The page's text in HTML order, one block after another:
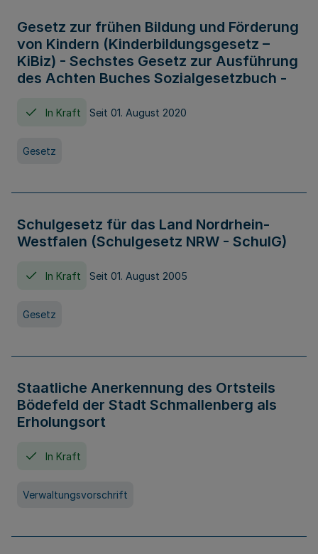
Gesetz zur frühen Bildung und Förderung
von Kindern (Kinderbildungsgesetz –
KiBiz) - Sechstes Gesetz zur Ausführung
des Achten Buches Sozialgesetzbuch -
In Kraft Seit 01. August 2020
Gesetz
Schulgesetz für das Land Nordrhein-
Westfalen (Schulgesetz NRW - SchulG)
In Kraft Seit 01. August 2005
Gesetz
Staatliche Anerkennung des Ortsteils
Bödefeld der Stadt Schmallenberg als
Erholungsort
In Kraft
Verwaltungsvorschrift